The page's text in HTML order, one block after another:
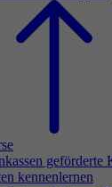
geförderte
kennenlernen